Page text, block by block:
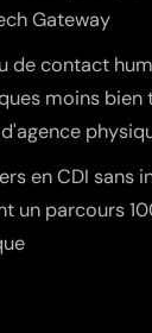
Gateway
de contact
moins bien
en CDI sans
un parcours